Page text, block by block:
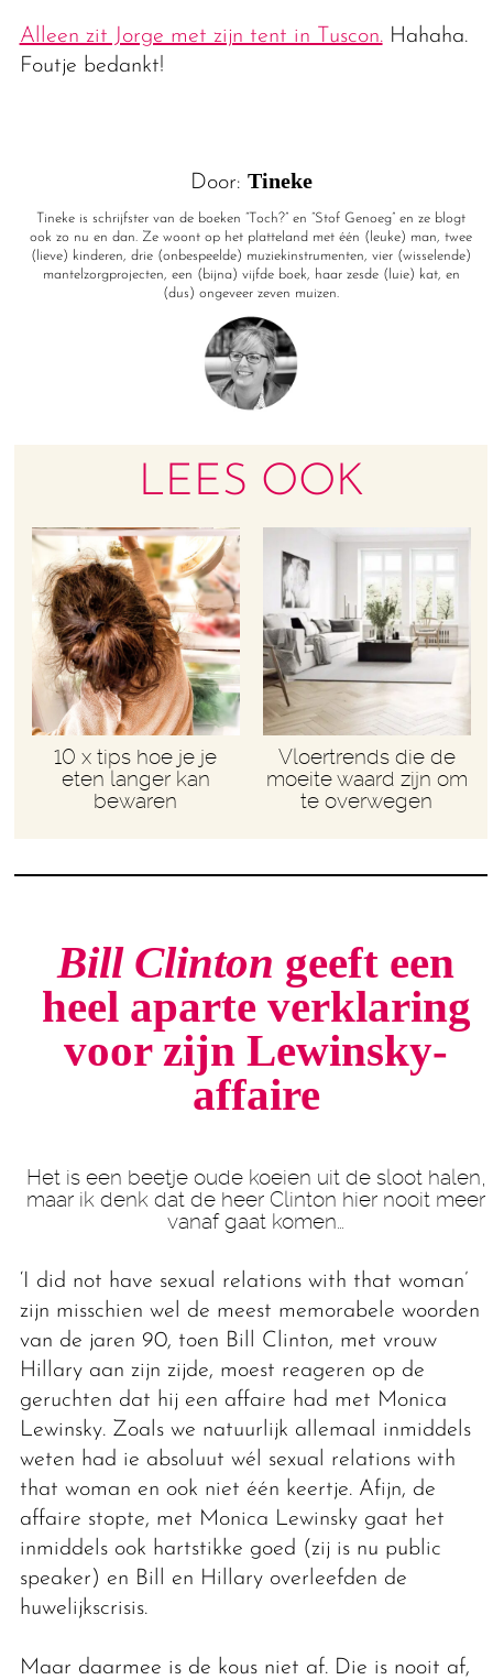
Alleen zit Jorge met zijn tent in Tuscon.Hahaha.
Foutje bedankt!
Door: Tineke
Tineke is schrijfster van de boeken “Toch?” en “Stof Genoeg” en ze blogt
ook zo nu en dan. Ze woont op het platteland met één (leuke) man, twee
(lieve) kinderen, drie (onbespeelde) muziekinstrumenten, vier (wisselende)
mantelzorgprojecten, een (bijna) vijfde boek, haar zesde (luie) kat, en
(dus) ongeveer zeven muizen.
LEES OOK
10 x tips hoe je je
eten langer kan
bewaren
Vloertrends die de
moeite waard zijn om
te overwegen
Bill Clinton geeft een
heel aparte verklaring
voor zijnLewinsky-
affaire
Het is een beetje oude koeien uit de sloot halen,
maar ik denk dat de heer Clinton hier nooit meer
vanaf gaat komen…
‘I did not have sexual relations with that woman’
zijn misschien wel de meest memorabele woorden
van de jaren 90, toen Bill Clinton, met vrouw
Hillary aan zijn zijde, moest reageren op de
geruchten dat hij een affaire had met Monica
Lewinsky. Zoals we natuurlijk allemaal inmiddels
weten had ie absoluut wél sexual relations with
that woman en ook niet één keertje. Afijn, de
affaire stopte, met Monica Lewinsky gaat het
inmiddels ook hartstikke goed (zij is nu public
speaker) en Bill en Hillary overleefden de
huwelijkscrisis.
Maar daarmee is de kous niet af. Die is nooit af,